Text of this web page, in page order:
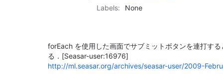
Labels:
None
forEach を使用した画面でサブミットボタンを連打す
る． [Seasar-user:16976]
http://ml.seasar.org/archives/seasar-user/2009-